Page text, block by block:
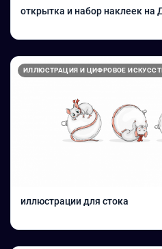
открытка и набор наклеек на
ИЛЛЮСТРАЦИЯ И ЦИФРОВОЕ
иллюстрации для стока